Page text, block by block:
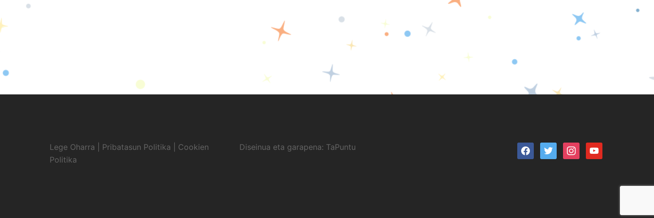
Lege Oharra Pribatasun Politika
Cookien
Politika
Diseinua eta garapena: TaPuntu facebooktwitter instagramyoutube